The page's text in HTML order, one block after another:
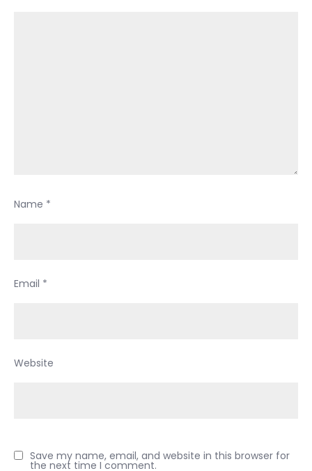
Name *
Email *
Website
Save my name, email, and website in this browser for
the next time I comment.